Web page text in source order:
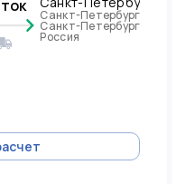
Санкт-Петербург
Санкт-Петербург
Россия